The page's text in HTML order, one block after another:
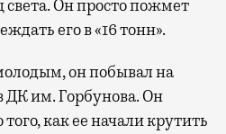
света. Он просто пожмет
его в «16 тонн».
он побывал на
ДК им. Горбунова. Он
как ее начали крутить